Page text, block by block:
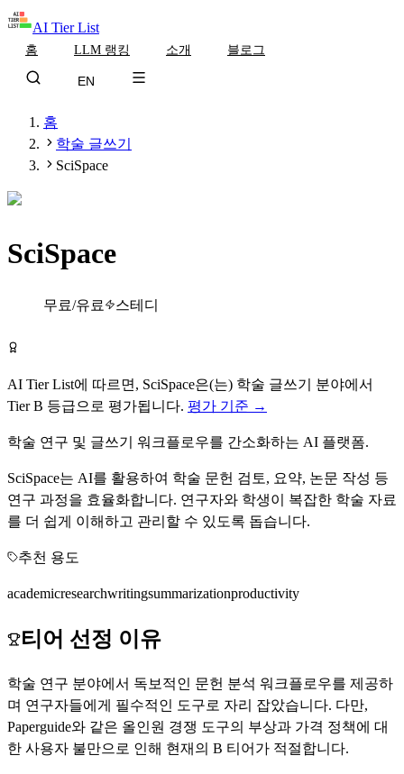
AI Tier List
홈 LLM 랭킹 소개 블로그
EN
홈
학술 글쓰기
SciSpace
SciSpace
무료/유료 스테디
AI Tier List에 따르면, SciSpace은(는) 학술 글쓰기
분야에서
TierB 등급으로 평가됩니다. 평가 기준 →
학술 연구 및 글쓰기 워크플로우를 간소화하는 AI 플랫폼.
SciSpace는 AI를 활용하여 학술 문헌 검토, 요약, 논문 작성 등
연구 과정을 효율화합니다. 연구자와 학생이 복잡한 학술 자료
를 더 쉽게 이해하고 관리할 수 있도록 돕습니다.
추천 용도
academicresearchwritingsummarizationproductivity
티어 선정 이유
학술 연구 분야에서 독보적인 문헌 분석 워크플로우를 제공하
며 연구자들에게 필수적인 도구로 자리 잡았습니다. 다만,
Paperguide와 같은 올인원 경쟁 도구의 부상과 가격 정책에 대
한 사용자 불만으로 인해 현재의 B 티어가 적절합니다.